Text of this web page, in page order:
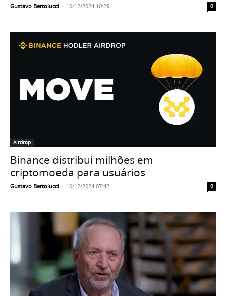
Gustavo Bertolucci - 10/12/2024 10:29 0
Airdrop
Binance distribui milhões em
criptomoeda para usuários
Gustavo Bertolucci - 10/12/2024 07:42 0